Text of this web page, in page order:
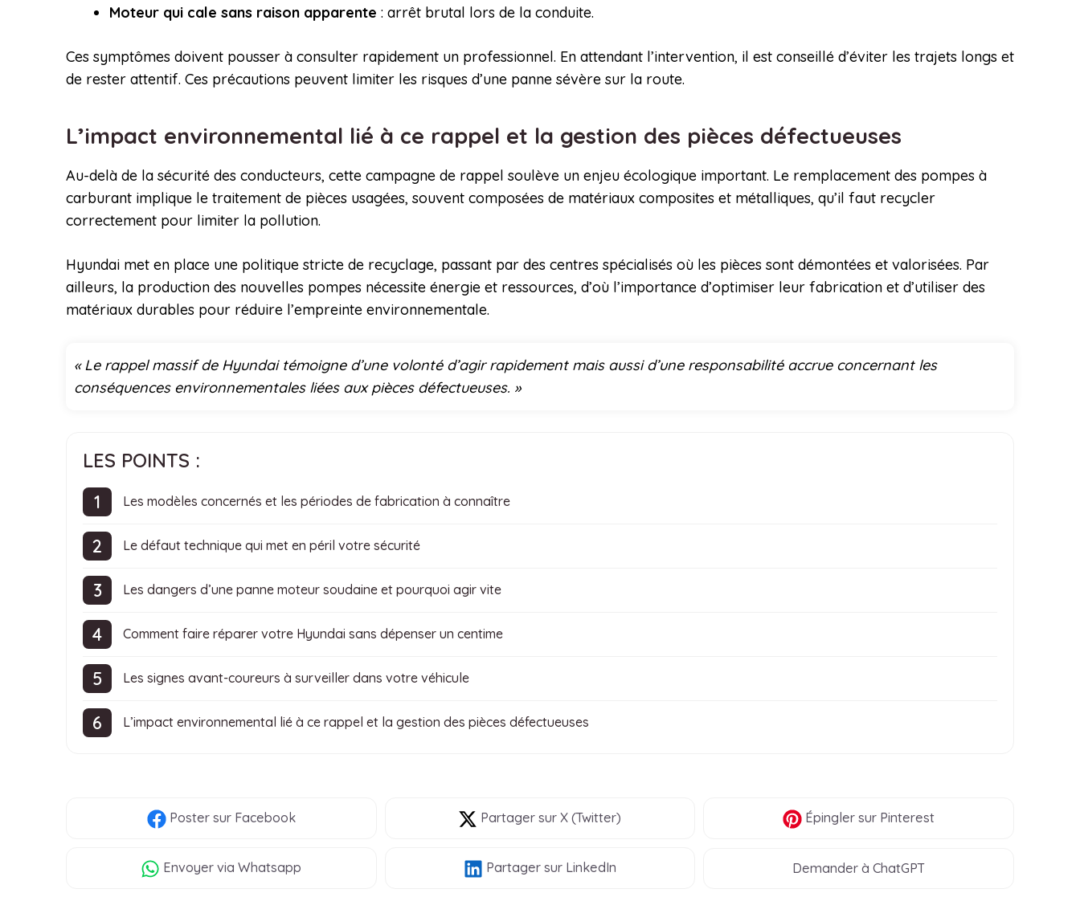
Moteur qui cale sans raison apparente : arrêt brutal lors de la conduite.
Ces symptômes doivent pousser à consulter rapidement un professionnel. En attendant l’intervention, il est conseillé d’éviter les trajets longs et
de rester attentif. Ces précautions peuvent limiter les risques d’une panne sévère sur la route.
L’impact environnemental lié à ce rappel et la gestion des pièces défectueuses
Au-delà de la sécurité des conducteurs, cette campagne de rappel soulève un enjeu écologique important. Le remplacement des pompes à
carburant implique le traitement de pièces usagées, souvent composées de matériaux composites et métalliques, qu’il faut recycler
correctement pour limiter la pollution.
Hyundai met en place une politique stricte de recyclage, passant par des centres spécialisés où les pièces sont démontées et valorisées. Par
ailleurs, la production des nouvelles pompes nécessite énergie et ressources, d’où l’importance d’optimiser leur fabrication et d’utiliser des
matériaux durables pour réduire l’empreinte environnementale.
« Le rappel massif de Hyundai témoigne d’une volonté d’agir rapidement mais aussi d’une responsabilité accrue concernant les
conséquences environnementales liées aux pièces défectueuses. »
LES POINTS :
Les modèles concernés et les périodes de fabrication à connaître
Le défaut technique qui met en péril votre sécurité
Les dangers d’une panne moteur soudaine et pourquoi agir vite
Comment faire réparer votre Hyundai sans dépenser un centime
Les signes avant-coureurs à surveiller dans votre véhicule
L’impact environnemental lié à ce rappel et la gestion des pièces défectueuses
Postersur Facebook Partager sur X (Twitter) Épingler sur Pinterest
Envoyer via Whatsapp Partagersur LinkedIn Demander à ChatGPT